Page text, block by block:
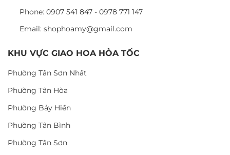
Phone: 0907 541 847 - 0978 771 147
Email: shophoamy@gmail.com
KHU VỰC GIAO HOA HỎA TỐC
Phường Tân Sơn Nhất
Phường Tân Hòa
Phường Bảy Hiền
Phường Tân Bình
Phường Tân Sơn